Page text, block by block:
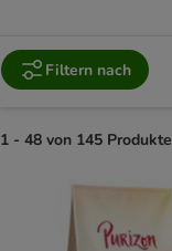
Filtern nach
1 - 48 von 145 Produkte